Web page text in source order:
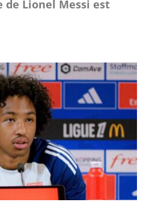
de Lionel Messi est